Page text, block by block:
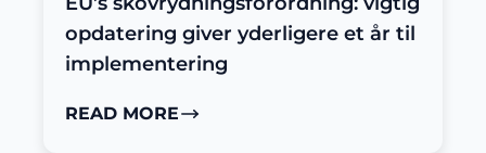
opdatering giver yderligere et år til
implementering
READ MORE